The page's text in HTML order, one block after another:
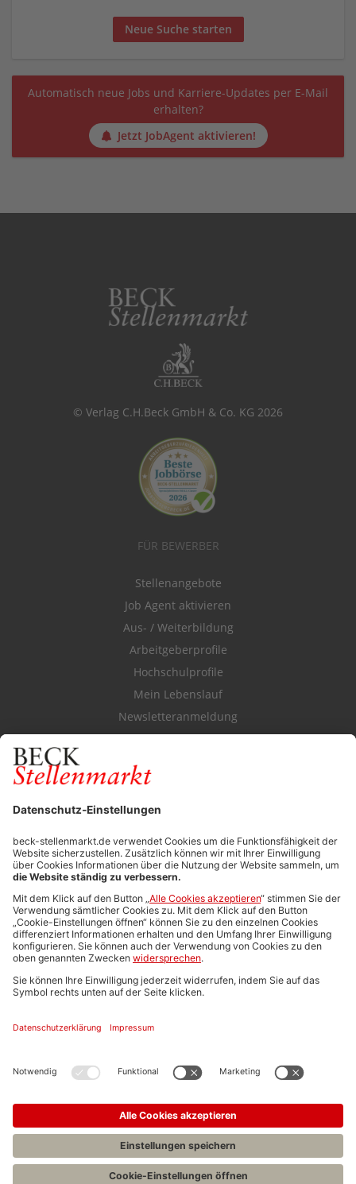
Neue Suche starten
Automatisch neue Jobs und Karriere-Updates per E-Mail
erhalten?
Jetzt JobAgent aktivieren!
© Verlag C.H.Beck GmbH & Co. KG 2026
FÜR BEWERBER
Stellenangebote
Job Agent aktivieren
Aus- / Weiterbildung
Arbeitgeberprofile
Hochschulprofile
Mein Lebenslauf
Newsletteranmeldung
Durchsuchen Sie den Stellenkatalog
FÜR ARBEITGEBER
Stellenmarktpreise
Anzeigen-AGB
Media-Daten
Newsletteranmeldung
Produktübersicht
ALLGEMEIN
FAQs
Impressum
Stellenangebote C.H.BECK